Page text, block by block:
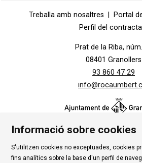
Treballa amb nosaltres
Portal
Perfil del
Prat de la Riba,
08401 Granollers
93 860 47 29
Contacte | Instància Genèrica |
Informació sobre cookies
S'utilitzen cookies no exceptuades, cookies
fins analítics sobre la base d'un perfil de